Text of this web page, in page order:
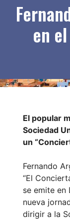
en
El popular
Sociedad
un
Fernando
“El
se emite en
nueva
dirigir a la